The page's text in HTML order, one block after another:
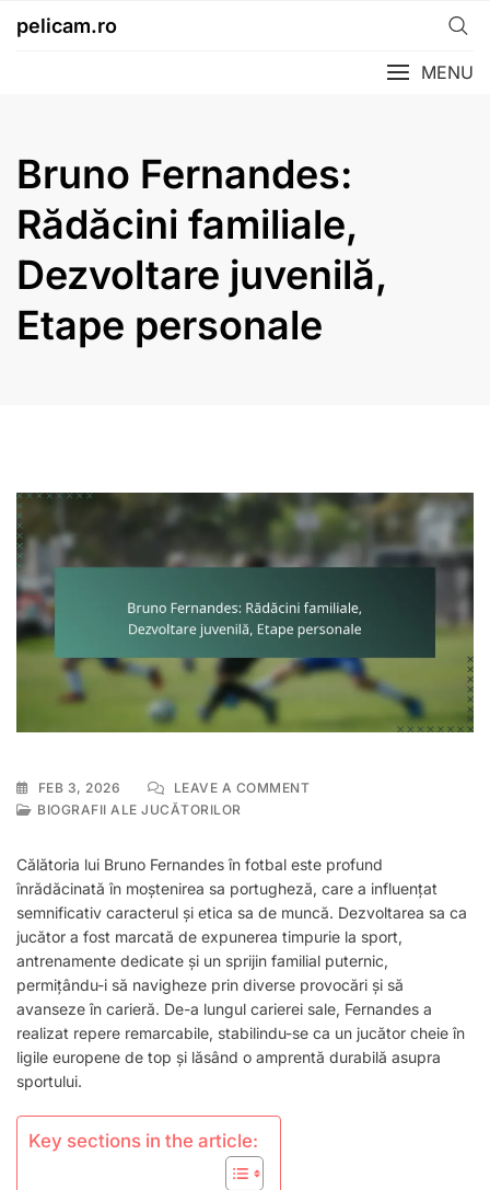
pelicam.ro
MENU
Bruno Fernandes:
Rădăcini familiale,
Dezvoltare juvenilă,
Etape personale
FEB 3, 2026 LEAVE A COMMENTON
FAMILIALE,
DEZVOLTARE
JUVENILĂ,
ETAPE
PERSONALE
BIOGRAFII ALE JUCĂTORILOR
Călătoria lui Bruno Fernandes în fotbal este profund
înrădăcinată în moștenirea sa portugheză, care a influențat
semnificativ caracterul și etica sa de muncă. Dezvoltarea sa ca
jucător a fost marcată de expunerea timpurie la sport,
antrenamente dedicate și un sprijin familial puternic,
permițându-i să navigheze prin diverse provocări și să
avanseze în carieră. De-a lungul carierei sale, Fernandes a
realizat repere remarcabile, stabilindu-se ca un jucător cheie în
ligile europene de top și lăsând o amprentă durabilă asupra
sportului.
Key sections in the article: